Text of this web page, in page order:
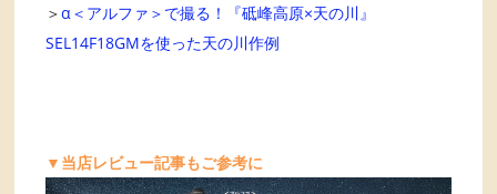
＞α＜アルファ＞で撮る！『砥峰高原×天の川』
SEL14F18GMを使った天の川作例
▼当店レビュー記事もご参考に